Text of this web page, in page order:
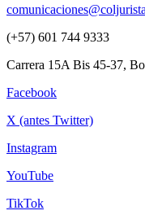
(+57) 601 744 9333
Carrera 15A Bis 45-37,
Facebook
X (antes Twitter)
Instagram
YouTube
TikTok